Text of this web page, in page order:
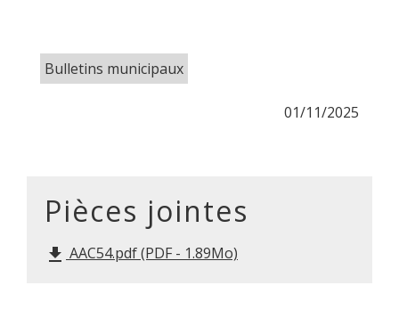
Bulletins municipaux
01/11/2025
Pièces jointes
file_download AAC54.pdf (PDF - 1.89Mo)